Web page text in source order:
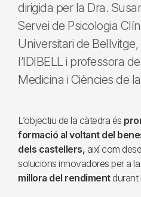
dirigida per la Dra.
Servei de Psicologia
Universitari de
l’IDIBELL i professora
Medicina i Ciències de
L’objectiu de la càtedra és
formació al voltant del
dels castellers, així com
solucions innovadores per a la
millora del rendiment durant